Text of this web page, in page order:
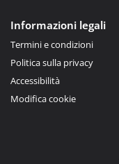
Informazioni legali
Termini e condizioni
Politica sulla privacy
Accessibilità
Modifica cookie